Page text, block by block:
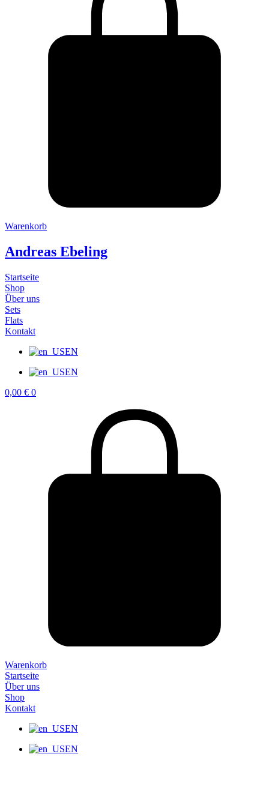
Warenkorb
Andreas Ebeling
Startseite
Shop
Über uns
Sets
Flats
Kontakt
EN
EN
0,00 € 0
Warenkorb
Startseite
Über uns
Shop
Kontakt
EN
EN